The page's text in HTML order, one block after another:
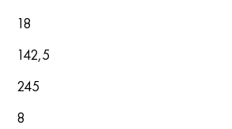
18
142,5
245
8